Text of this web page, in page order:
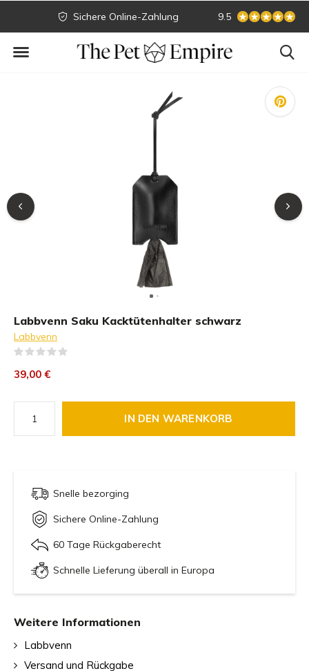
Sichere Online-Zahlung Größte Sammlung
9.5
Labbvenn Saku Kacktütenhalter schwarz
Labbvenn
39,00 €
IN DEN WARENKORB
Snelle bezorging
Sichere Online-Zahlung
60 Tage Rückgaberecht
Schnelle Lieferung überall in Europa
Weitere Informationen
Labbvenn
Versand und Rückgabe